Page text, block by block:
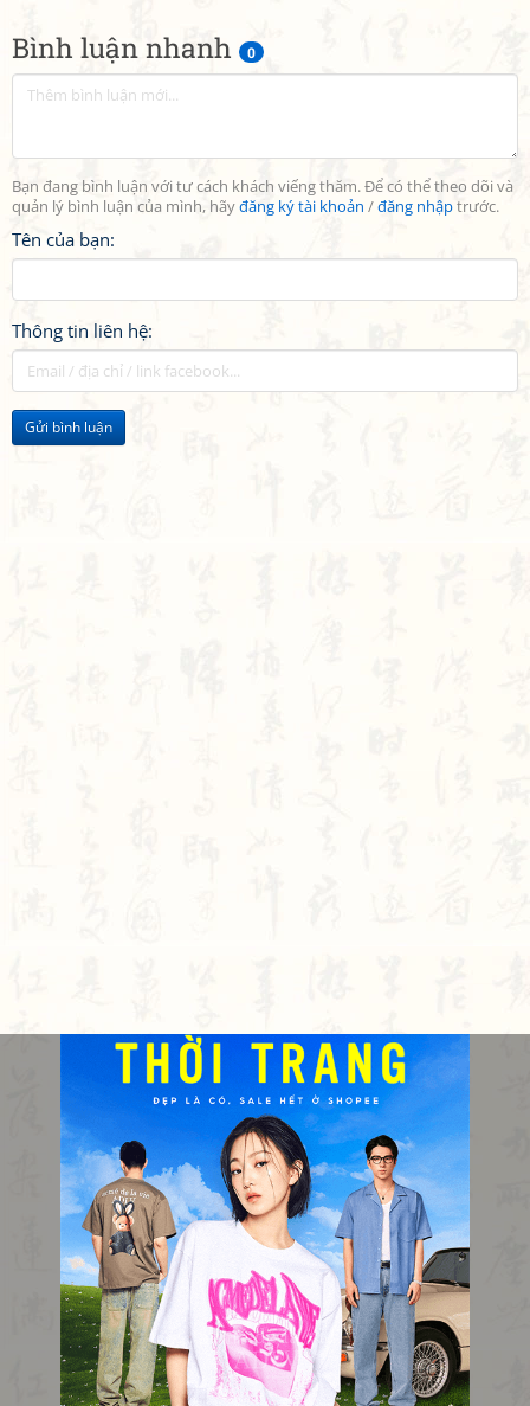
Bình luận nhanh 0
Bạn đang bình luận với tư cách khách viếng thăm. Để có thể theo dõi và
quản lý bình luận của mình, hãyđăng ký tài khoản /đăng nhậptrước.
Tên của bạn:
Thông tin liên hệ:
Gửi bình luận